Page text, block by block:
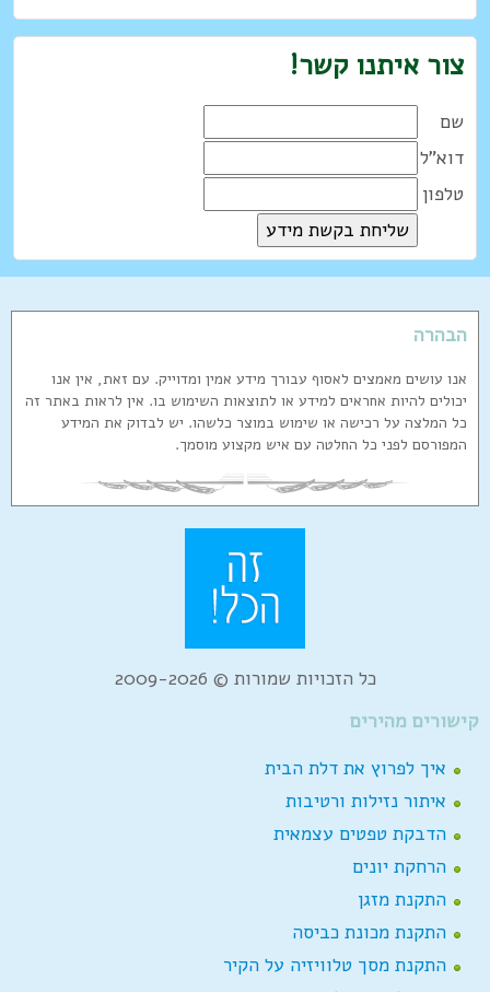
צור איתנו קשר!
שם
דוא"ל
טלפון
הבהרה
אנו עושים מאמצים לאסוף עבורך מידע אמין ומדוייק. עם זאת, אין אנו
יכולים להיות אחראים למידע או לתוצאות השימוש בו. אין לראות באתר זה
כל המלצה על רכישה או שימוש במוצר כלשהו. יש לבדוק את המידע
המפורסם לפני כל החלטה עם איש מקצוע מוסמך.
כל הזכויות שמורות © 2009-2026
קישורים מהירים
איך לפרוץ את דלת הבית
איתור נזילות ורטיבות
הדבקת טפטים עצמאית
הרחקת יונים
התקנת מזגן
התקנת מכונת כביסה
התקנת מסך טלוויזיה על הקיר